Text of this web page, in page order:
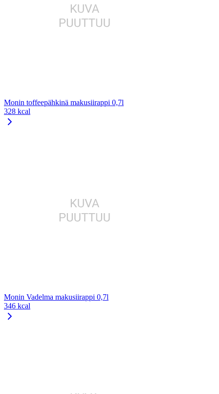
Monin toffeepähkinä makusiirappi 0,7l
328 kcal
Monin Vadelma makusiirappi 0,7l
346 kcal